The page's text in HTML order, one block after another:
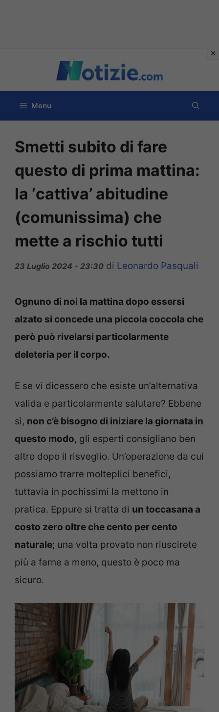
contenuto
Menu
Smetti subito di fare
questo di prima mattina:
la ‘cattiva’ abitudine
(comunissima) che
mette a rischio tutti
23 Luglio 2024 - 23:30 di Leonardo Pasquali
Ognuno di noi la mattina dopo essersi
alzato si concede una piccola coccola che
però può rivelarsi particolarmente
deleteria per il corpo.
E se vi dicessero che esiste un’alternativa
valida e particolarmente salutare? Ebbene
sì, non c’è bisogno di iniziare la giornata in
questo modo, gli esperti consigliano ben
altro dopo il risveglio. Un’operazione da cui
possiamo trarre molteplici benefici,
tuttavia in pochissimi la mettono in
pratica. Eppure si tratta di un toccasana a
costo zero oltre che cento per cento
naturale; una volta provato non riuscirete
più a farne a meno, questo è poco ma
sicuro.